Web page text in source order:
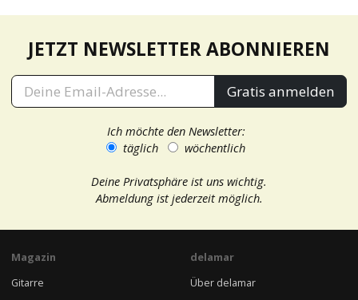
JETZT NEWSLETTER ABONNIEREN
Gratis anmelden
Ich möchte den Newsletter:
täglich
wöchentlich
Deine Privatsphäre ist uns wichtig.
Abmeldung ist jederzeit möglich.
Magazin
Gitarre
delamar
Über delamar